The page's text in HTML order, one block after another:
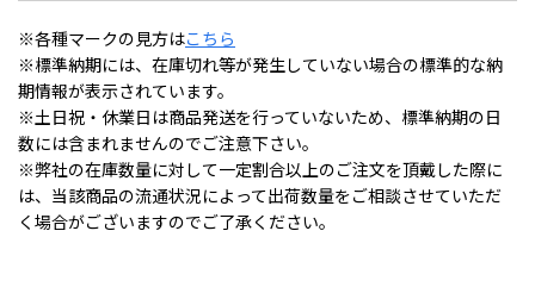
※各種マークの見方はこちら
※標準納期には、在庫切れ等が発生していない場合の標準的な納
期情報が表示されています。
※土日祝・休業日は商品発送を行っていないため、標準納期の日
数には含まれませんのでご注意下さい。
※弊社の在庫数量に対して一定割合以上のご注文を頂戴した際に
は、当該商品の流通状況によって出荷数量をご相談させていただ
く場合がございますのでご了承ください。